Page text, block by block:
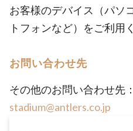
お客様のデバイス（パソ
トフォンなど）をご利用
お問い合わせ先
その他のお問い合わせ先：
stadium@antlers.co.jp